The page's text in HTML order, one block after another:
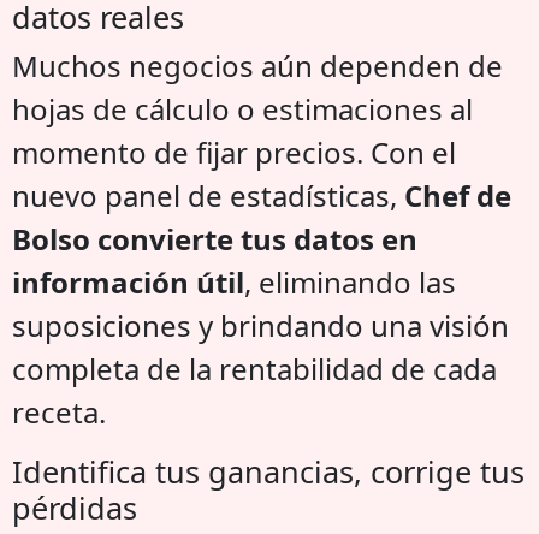
datos reales
Muchos negocios aún dependen de
hojas de cálculo o estimaciones al
momento de fijar precios. Con el
nuevo panel de estadísticas, Chef de
Bolso convierte tus datos en
información útil, eliminando las
suposiciones y brindando una visión
completa de la rentabilidad de cada
receta.
Identifica tus ganancias, corrige tus
pérdidas